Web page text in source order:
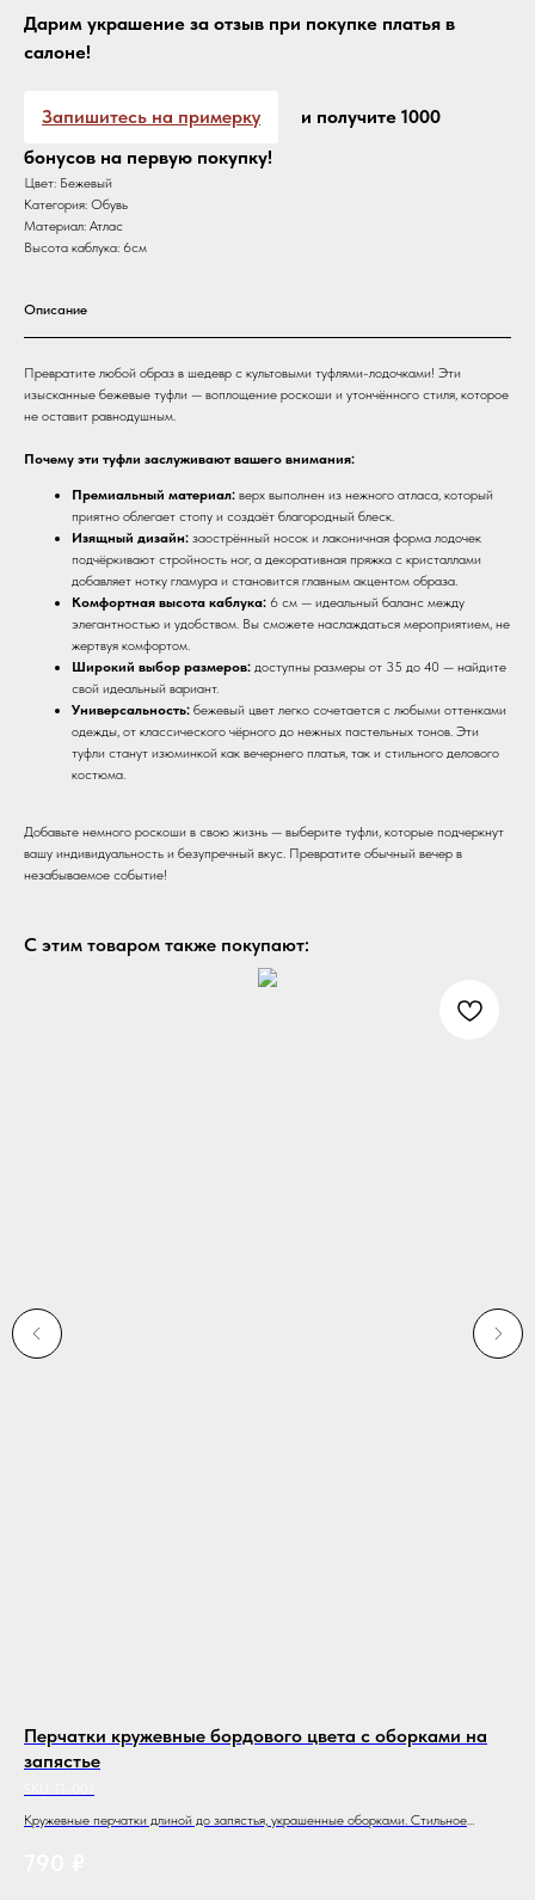
Дарим украшение за отзыв при покупке платья в
салоне!
Запишитесь на примерку
и получите 1000
бонусов на первую покупку!
Цвет: Бежевый
Категория: Обувь
Материал: Атлас
Высота каблука: 6см
Описание
Превратите любой образ в шедевр с культовыми туфлями-лодочками! Эти
изысканные бежевые туфли — воплощение роскоши и утончённого стиля, которое
не оставит равнодушным.
Почему эти туфли заслуживают вашего внимания:
Премиальный материал: верх выполнен из нежного атласа, который
приятно облегает стопу и создаёт благородный блеск.
Изящный дизайн: заострённый носок и лаконичная форма лодочек
подчёркивают стройность ног, а декоративная пряжка с кристаллами
добавляет нотку гламура и становится главным акцентом образа.
Комфортная высота каблука: 6 см — идеальный баланс между
элегантностью и удобством. Вы сможете наслаждаться мероприятием, не
жертвуя комфортом.
Широкий выбор размеров: доступны размеры от 35 до 40 — найдите
свой идеальный вариант.
Универсальность: бежевый цвет легко сочетается с любыми оттенками
одежды, от классического чёрного до нежных пастельных тонов. Эти
туфли станут изюминкой как вечернего платья, так и стильного делового
костюма.
Добавьте немного роскоши в свою жизнь — выберите туфли, которые подчеркнут
вашу индивидуальность и безупречный вкус. Превратите обычный вечер в
незабываемое событие!
С этим товаром также покупают:
Перчатки кружевные бордового цвета с оборками на
запястье
Кружевные перчатки длиной до запястья, украшенные оборками. Стильное